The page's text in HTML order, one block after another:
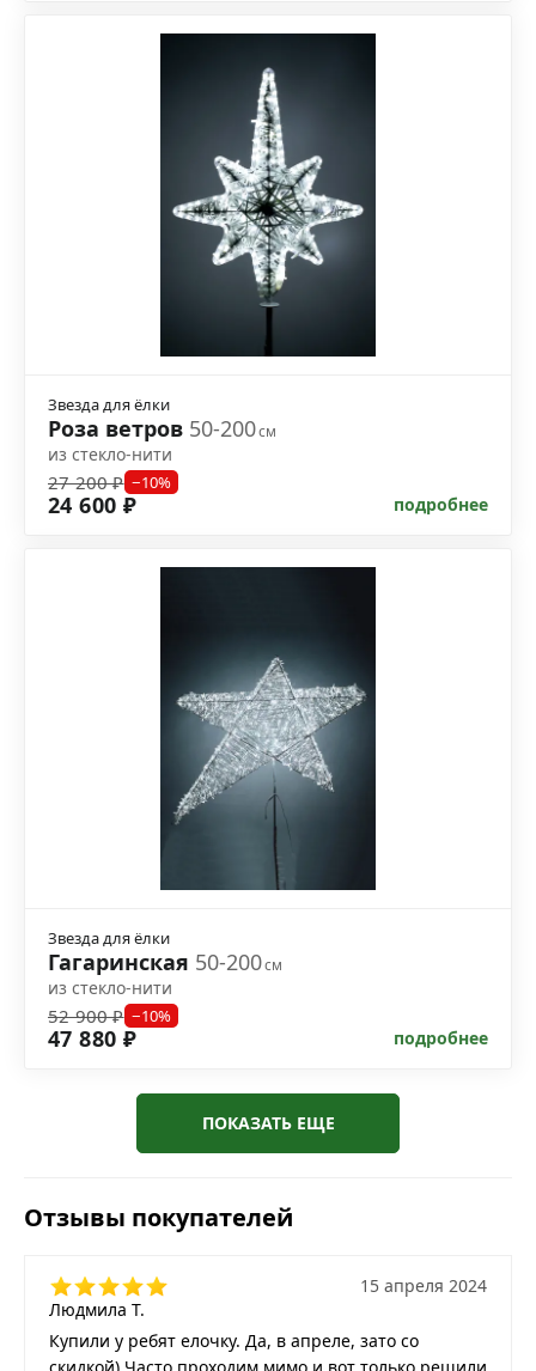
Звезда для ёлки
Роза ветров 50-200см
из стекло-нити
27 200 ₽ −10%
24 600 ₽ подробнее
Звезда для ёлки
Гагаринская 50-200см
из стекло-нити
52 900 ₽ −10%
47 880 ₽ подробнее
ПОКАЗАТЬ ЕЩЕ
Отзывы покупателей
Людмила Т.
15 апреля 2024
Купили у ребят елочку. Да, в апреле, зато со